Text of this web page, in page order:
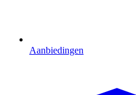
Aanbiedingen